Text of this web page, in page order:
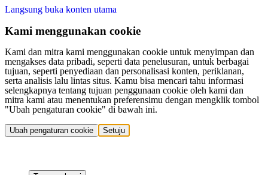
Langsung buka konten utama
Kami menggunakan cookie
Kami dan mitra kami menggunakan cookie untuk menyimpan dan
mengakses data pribadi, seperti data penelusuran, untuk berbagai
tujuan, seperti penyediaan dan personalisasi konten, periklanan,
serta analisis lalu lintas situs. Kamu bisa mencari tahu informasi
selengkapnya tentang tujuan penggunaan cookie oleh kami dan
mitra kami atau menentukan preferensimu dengan mengklik tombol
"Ubah pengaturan cookie" di bawah ini.
Ubah pengaturan cookie Setuju